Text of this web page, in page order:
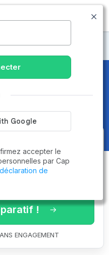
MENU
et-Garonne
et EHPAD
des
à vos
!
!
ENGAGEMENT
accepter le
par Cap
déclaration de